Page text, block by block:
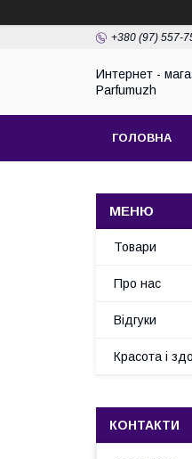
+380 (97) 557-
Интернет -
Parfumuzh
ГОЛОВНА
Товари
Про нас
Відгуки
Красота і
КОНТАКТИ